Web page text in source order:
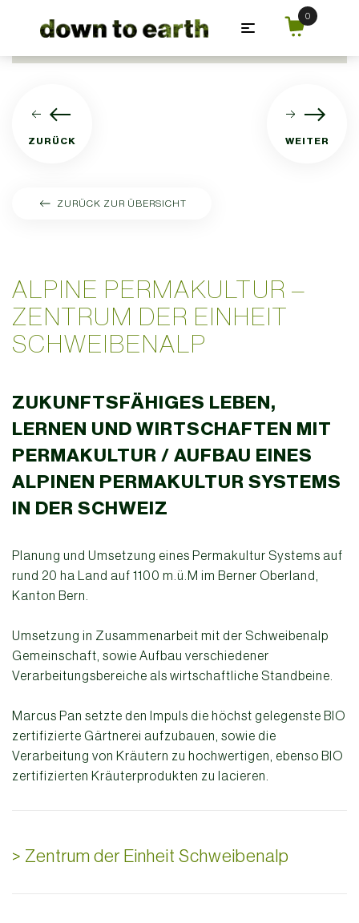
Zum Hauptinhalt springen
ZURÜCK WEITER
ZURÜCK ZUR ÜBERSICHT
ALPINE PERMAKULTUR –
ZENTRUM DER EINHEIT
SCHWEIBENALP
ZUKUNFTSFÄHIGES LEBEN,
LERNEN UND WIRTSCHAFTEN MIT
PERMAKULTUR / AUFBAU EINES
ALPINEN PERMAKULTUR SYSTEMS
IN DER SCHWEIZ
Planung und Umsetzung eines Permakultur Systems auf
rund 20 ha Land auf 1100 m.ü.M im Berner Oberland,
Kanton Bern.
Umsetzung in Zusammenarbeit mit der Schweibenalp
Gemeinschaft, sowie Aufbau verschiedener
Verarbeitungsbereiche als wirtschaftliche Standbeine.
Marcus Pan setzte den Impuls die höchst gelegenste BIO
zertifizierte Gärtnerei aufzubauen, sowie die
Verarbeitung von Kräutern zu hochwertigen, ebenso BIO
zertifizierten Kräuterprodukten zu lacieren.
> Zentrum der Einheit Schweibenalp